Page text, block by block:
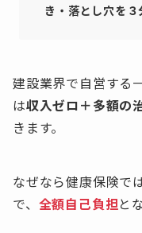
き・落とし穴を３
建設業界で自営する
は収入ゼロ＋多額の
きます。
なぜなら健康保険で
で、 全額自己負担と